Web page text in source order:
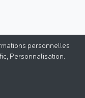
personnelles
Personnalisation